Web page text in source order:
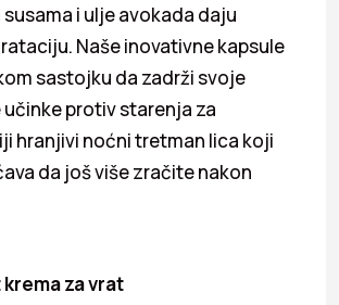
i ulje avokada daju
Naše inovativne kapsule
sastojku da zadrži svoje
protiv starenja za
hranjivi noćni tretman lica koji
da još više zračite nakon
za vrat